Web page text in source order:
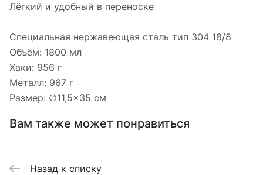
Лёгкий и удобный в переноске
Специальная нержавеющая сталь тип 304 18/8
Объём: 1800 мл
Хаки: 956 г
Металл: 967 г
Размер: ∅11,5×35 см
Вам также может понравиться
Назад к списку